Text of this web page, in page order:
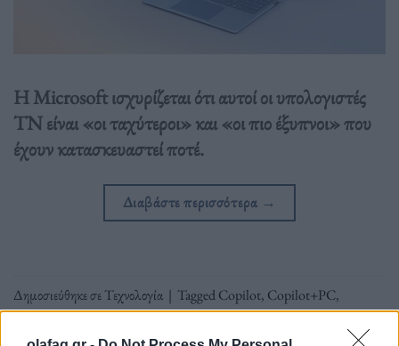
Η Microsoft ισχυρίζεται ότι αυτοί οι υπολογιστές
TN είναι «οι ταχύτεροι» και «οι πιο έξυπνοι» που
έχουν κατασκευαστεί ποτέ.
Διαβάστε περισσότερα →
Δημοσιεύθηκε σεΤεχνολογία | TaggedCopilot, Copilot+PC,
Microsoft,PC,Τεχνητή Νοημοσύνη,υπολογιστής